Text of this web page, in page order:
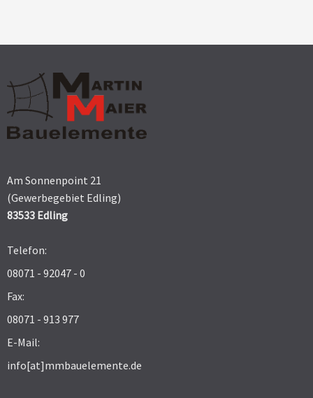
Am Sonnenpoint 21
(Gewerbegebiet Edling)
83533 Edling
Telefon:
08071 - 92047 - 0
Fax:
08071 - 913 977
E-Mail:
info[at]mmbauelemente.de